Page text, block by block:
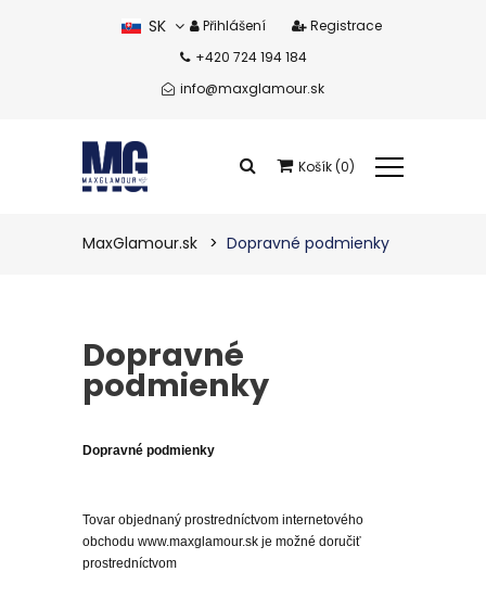
+420 724 194 184
info@maxglamour.sk
SK Přihlášení Registrace
Košík (0)
MaxGlamour.sk Dopravné podmienky
Dopravné
podmienky
Dopravné podmienky
Tovar objednaný prostredníctvom internetového
obchodu www.maxglamour.sk je možné doručiť
prostredníctvom